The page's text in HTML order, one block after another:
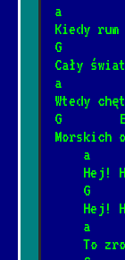
1/
*
12/
*
a
Kiedy rum
G
Cały
a
Wtedy
G
Morskich
    a
    G
a
To